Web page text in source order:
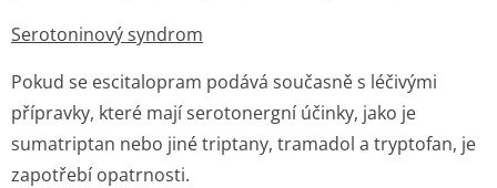
Serotoninový syndrom
Pokud se escitalopram podává současně s léčivými
přípravky, které mají serotonergní účinky, jako je
sumatriptan nebo jiné triptany, tramadol a tryptofan, je
zapotřebí opatrnosti.